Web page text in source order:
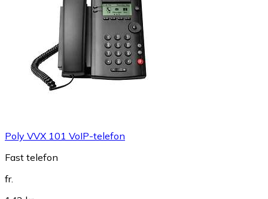
Poly VVX 101 VoIP-telefon
Fast telefon
fr.